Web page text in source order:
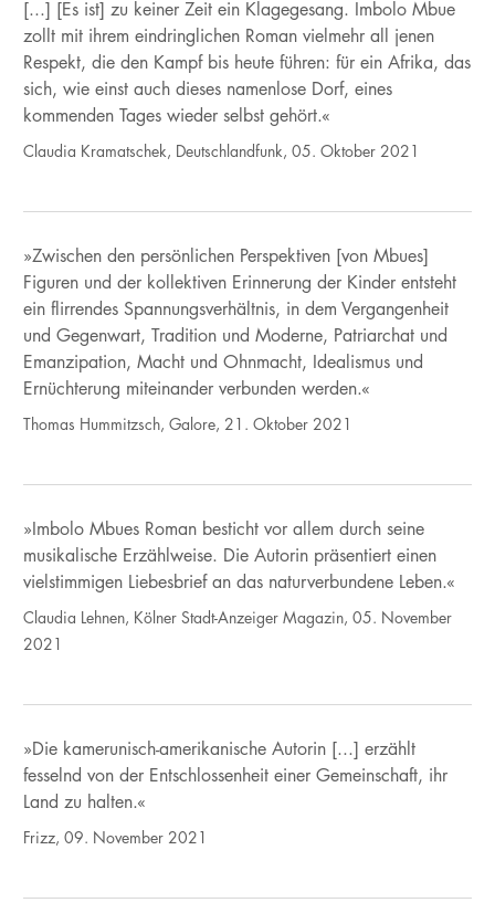
[...] [Es ist] zu keiner Zeit ein Klagegesang. Imbolo Mbue
zollt mit ihrem eindringlichen Roman vielmehr all jenen
Respekt, die den Kampf bis heute führen: für ein Afrika, das
sich, wie einst auch dieses namenlose Dorf, eines
kommenden Tages wieder selbst gehört.«
Claudia Kramatschek, Deutschlandfunk, 05. Oktober 2021
»Zwischen den persönlichen Perspektiven [von Mbues]
Figuren und der kollektiven Erinnerung der Kinder entsteht
ein flirrendes Spannungsverhältnis, in dem Vergangenheit
und Gegenwart, Tradition und Moderne, Patriarchat und
Emanzipation, Macht und Ohnmacht, Idealismus und
Ernüchterung miteinander verbunden werden.«
Thomas Hummitzsch, Galore, 21. Oktober 2021
»Imbolo Mbues Roman besticht vor allem durch seine
musikalische Erzählweise. Die Autorin präsentiert einen
vielstimmigen Liebesbrief an das naturverbundene Leben.«
Claudia Lehnen, Kölner Stadt-Anzeiger Magazin, 05. November
2021
»Die kamerunisch-amerikanische Autorin [...] erzählt
fesselnd von der Entschlossenheit einer Gemeinschaft, ihr
Land zu halten.«
Frizz, 09. November 2021